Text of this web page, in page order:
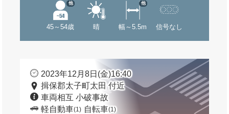
45～54歳
他
晴 幅～5.5m
他
信号なし
2023年12月8日(金)16:40
揖保郡太子町太田 付近
車両相互 小破事故
軽自動車(1) 自転車(1)